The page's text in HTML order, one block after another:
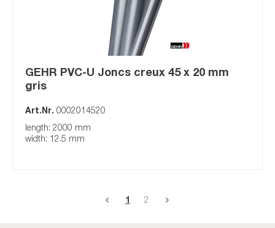
GEHR PVC-U Joncs creux 45 x 20 mm
gris
Art.Nr. 0002014520
length: 2000 mm
width: 12.5 mm
1 2